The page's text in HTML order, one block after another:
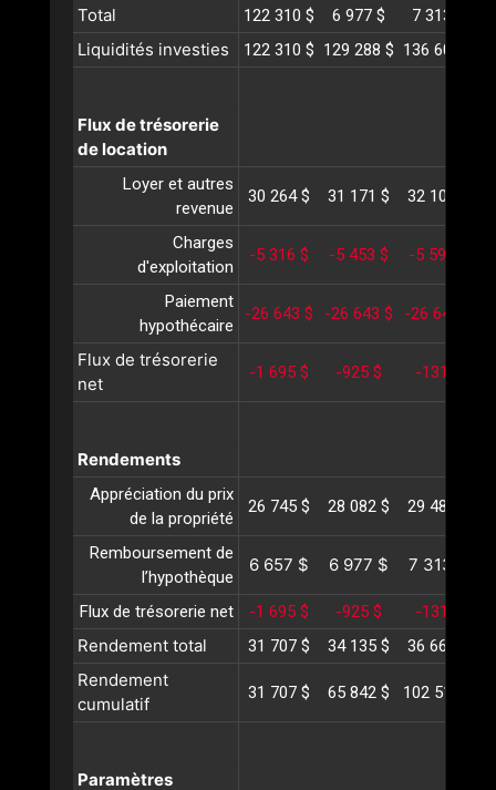
Total 122 310 $ 6 977 $ 7 313 $
Liquidités investies 122 310 $ 129 288 $ 136 602 $
Flux de trésorerie
de location
Loyer et autres
revenue
30 264 $ 31 171 $ 32 107 $
Charges
d'exploitation
-5 316 $ -5 453 $ -5 594 $
Paiement
hypothécaire
-26 643 $ -26 643 $ -26 643 $
Flux de trésorerie
net
-1 695 $ -925 $ -131 $
Rendements
Appréciation du prix
de la propriété
26 745 $ 28 082 $ 29 486 $
Remboursement de
l’hypothèque
6 657 $ 6 977 $ 7 313 $
Flux de trésorerie net -1 695 $ -925 $ -131 $
Rendement total 31 707 $ 34 135 $ 36 668 $
Rendement
cumulatif
31 707 $ 65 842 $ 102 510 $
Paramètres